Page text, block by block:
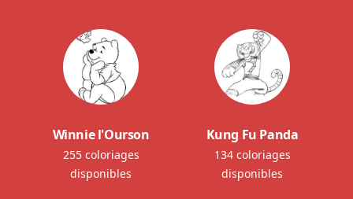
Winnie l'Ourson
255 coloriages
disponibles
Kung Fu Panda
134 coloriages
disponibles